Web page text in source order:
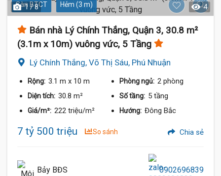
Sàn BTCT Hẻm (3 m)
1 / 8 4
Bán nhà Lý Chính Thắng, Quận 3, 30.8 m²
(3.1m x 10m) vuông vức, 5 Tầng
Lý Chính Thắng, Võ Thị Sáu, Phú Nhuận
Rộng: 3.1 m x 10 m Phòng ngủ: 2 phòng
Diện tích: 30.8 m² Số tầng: 5 tầng
Giá/m²: 222 triệu/m² Hướng: Đông Bắc
7 tỷ 500 triệu So sánh Chia sẻ
Bảy BĐS 0902696839